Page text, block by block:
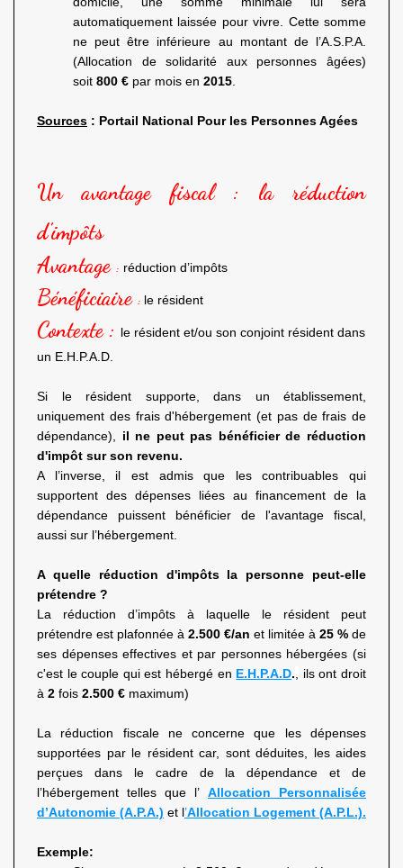
automatiquement laissée pour vivre. Cette somme
ne peut être inférieure au montant de l’A.S.P.A.
(Allocation de solidarité aux personnes âgées)
soit 800 € par mois en 2015.
Sources : Portail National Pour les Personnes Agées
Un avantage fiscal : la réduction
d'impôts
Avantage : réduction d’impôts
Bénéficiaire : le résident
Contexte : le résident et/ou son conjoint résident dans
un E.H.P.A.D.
Si le résident supporte, dans un établissement,
uniquement des frais d'hébergement (et pas de frais de
dépendance), il ne peut pas bénéficier de réduction
d'impôt sur son revenu.
A l’inverse, il est admis que les contribuables qui
supportent des dépenses liées au financement de la
dépendance puissent bénéficier de l'avantage fiscal,
aussi sur l’hébergement.
A quelle réduction d'impôts la personne peut-elle
prétendre ?
La réduction d’impôts à laquelle le résident peut
prétendre est plafonnée à 2.500 €/an et limitée à 25 % de
ses dépenses effectives et par personnes hébergées (si
c'est le couple qui est hébergé en E.H.P.A.D., ils ont droit
à 2 fois 2.500 € maximum)
La réduction fiscale ne concerne que les dépenses
supportées par le résident car, sont déduites, les aides
perçues dans le cadre de la dépendance et de
l’hébergement telles que l’ Allocation Personnalisée
d’Autonomie (A.P.A.) et l’Allocation Logement (A.P.L.).
Exemple: